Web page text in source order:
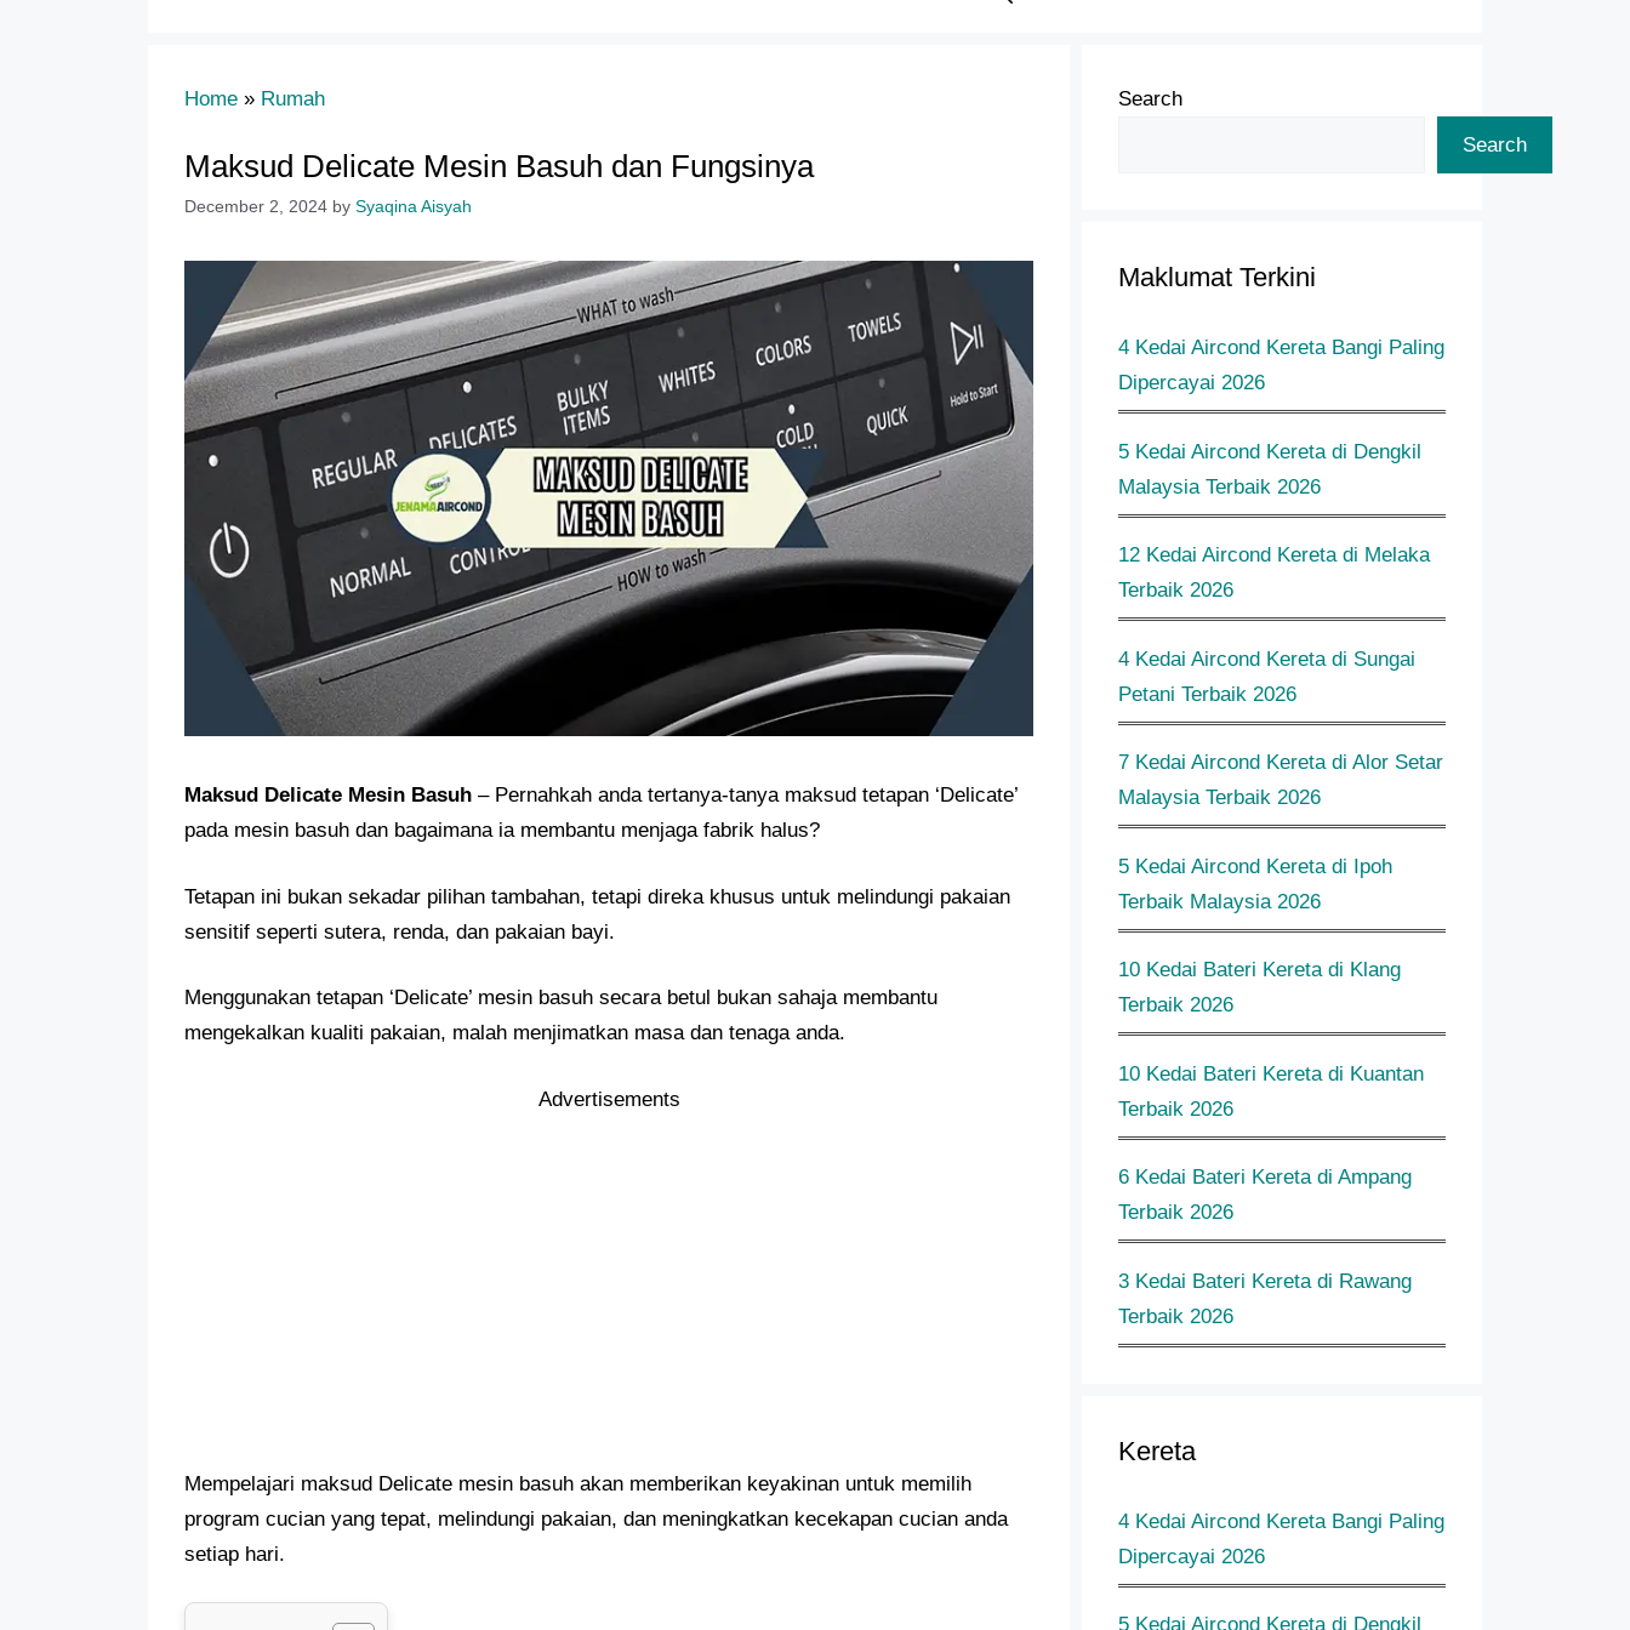
Home » Rumah
Maksud Delicate Mesin Basuh dan Fungsinya
December 2, 2024 by Syaqina Aisyah
Maksud Delicate Mesin Basuh – Pernahkah anda tertanya-tanya maksud tetapan ‘Delicate’
pada mesin basuh dan bagaimana ia membantu menjaga fabrik halus?
Tetapan ini bukan sekadar pilihan tambahan, tetapi direka khusus untuk melindungi pakaian
sensitif seperti sutera, renda, dan pakaian bayi.
Menggunakan tetapan ‘Delicate’ mesin basuh secara betul bukan sahaja membantu
mengekalkan kualiti pakaian, malah menjimatkan masa dan tenaga anda.
Advertisements
Mempelajari maksud Delicate mesin basuh akan memberikan keyakinan untuk memilih
program cucian yang tepat, melindungi pakaian, dan meningkatkan kecekapan cucian anda
setiap hari.
Search
Search
Maklumat Terkini
4 Kedai Aircond Kereta Bangi Paling
Dipercayai 2026
5 Kedai Aircond Kereta di Dengkil
Malaysia Terbaik 2026
12 Kedai Aircond Kereta di Melaka
Terbaik 2026
4 Kedai Aircond Kereta di Sungai
Petani Terbaik 2026
7 Kedai Aircond Kereta di Alor Setar
Malaysia Terbaik 2026
5 Kedai Aircond Kereta di Ipoh
Terbaik Malaysia 2026
10 Kedai Bateri Kereta di Klang
Terbaik 2026
10 Kedai Bateri Kereta di Kuantan
Terbaik 2026
6 Kedai Bateri Kereta di Ampang
Terbaik 2026
3 Kedai Bateri Kereta di Rawang
Terbaik 2026
Kereta
4 Kedai Aircond Kereta Bangi Paling
Dipercayai 2026
5 Kedai Aircond Kereta di Dengkil